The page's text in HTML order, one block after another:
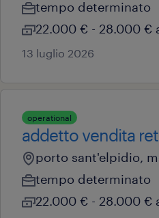
tempo determinato
22.000 € - 28.000 €
13 luglio 2026
operational
addetto vendita
porto sant'elpidio,
tempo determinato
22.000 € - 28.000 €